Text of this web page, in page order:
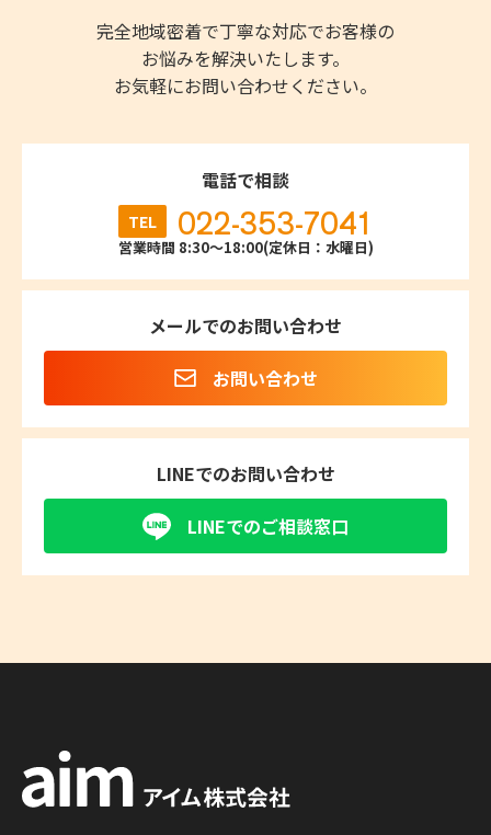
完全地域密着で丁寧な対応でお客様の
お悩みを解決いたします。
お気軽にお問い合わせください。
電話で相談
TEL 022-353-7041
営業時間 8:30～18:00(定休日：水曜日)
メールでのお問い合わせ
お問い合わせ
LINEでのお問い合わせ
LINEでのご相談窓口